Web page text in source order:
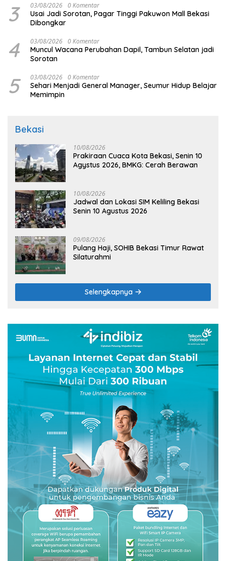
3 03/08/2026 0 Komentar
Usai Jadi Sorotan, Pagar Tinggi Pakuwon Mall Bekasi
Dibongkar
4 03/08/2026 0 Komentar
Muncul Wacana Perubahan Dapil, Tambun Selatan jadi
Sorotan
5 03/08/2026 0 Komentar
Sehari Menjadi General Manager, Seumur Hidup Belajar
Memimpin
Bekasi
10/08/2026
Prakiraan Cuaca Kota Bekasi, Senin 10
Agystus 2026, BMKG: Cerah Berawan
10/08/2026
Jadwal dan Lokasi SIM Keliling Bekasi
Senin 10 Agustus 2026
09/08/2026
Pulang Haji, SOHIB Bekasi Timur Rawat
Silaturahmi
Selengkapnya